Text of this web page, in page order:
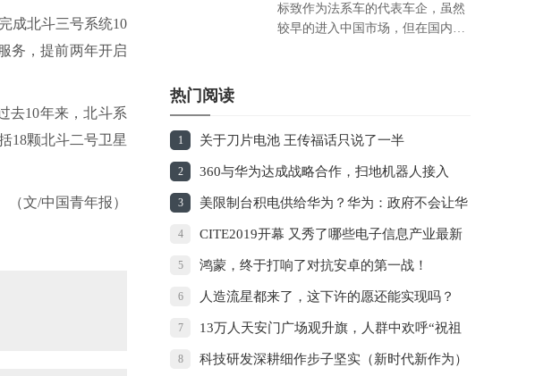
成北斗三号系统10
务，提前两年开启
去10年来，北斗系
18颗北斗二号卫星
（文/中国青年报）
标致作为法系车的代表车企，虽然
较早的进入中国市场，但在国内的
热门阅读
1 关于刀片电池 王传福话只说了一半
2 360与华为达成战略合作，扫地机器人接入
HiLink生态
3 美限制台积电供给华为？华为：政府不会让华
为任人宰割
4 CITE2019开幕 又秀了哪些电子信息产业最新
发展成果？
5 鸿蒙，终于打响了对抗安卓的第一战！
6 人造流星都来了，这下许的愿还能实现吗？
7 13万人天安门广场观升旗，人群中欢呼“祝祖
国生日快乐”！
8 科技研发深耕细作步子坚实（新时代新作为）